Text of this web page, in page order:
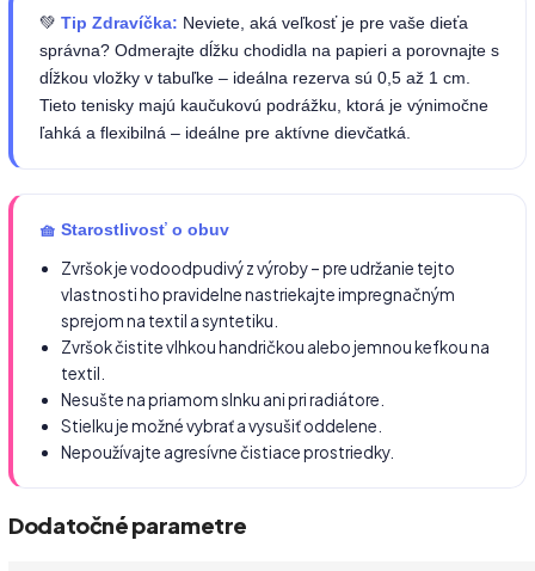
💚 Tip Zdravíčka: Neviete, aká veľkosť je pre vaše dieťa
správna? Odmerajte dĺžku chodidla na papieri a porovnajte s
dĺžkou vložky v tabuľke – ideálna rezerva sú 0,5 až 1 cm.
Tieto tenisky majú kaučukovú podrážku, ktorá je výnimočne
ľahká a flexibilná – ideálne pre aktívne dievčatká.
🧺 Starostlivosť o obuv
Zvršok je vodoodpudivý z výroby – pre udržanie tejto
vlastnosti ho pravidelne nastriekajte impregnačným
sprejom na textil a syntetiku.
Zvršok čistite vlhkou handričkou alebo jemnou kefkou na
textil.
Nesušte na priamom slnku ani pri radiátore.
Stielku je možné vybrať a vysušiť oddelene.
Nepoužívajte agresívne čistiace prostriedky.
Dodatočné parametre